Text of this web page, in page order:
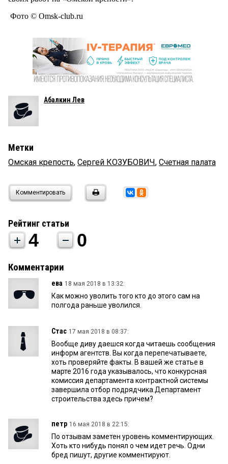
Фото © Omsk-club.ru
Абалкин Лев
Метки
Омская крепость, Сергей КОЗУБОВИЧ, Счетная палата
Комментировать
Рейтинг статьи
4 0
Комментарии
ева 18 мая 2018 в 13:32:
Как можно уволить того кто до этого сам на
полгода раньше уволился.
Стас 17 мая 2018 в 08:37:
Вообще диву даешся когда читаешь сообщения
информ агентств. Вы когда перепечатываете,
хоть проверяйте факты. В вашей же статье в
марте 2016 года указывалось, что конкурсная
комиссия департамента контрактной системы
завершила отбор подрядчика.Департамент
строительства здесь причем?
петр 16 мая 2018 в 22:15:
По отзывам заметен уровень комментирующих.
Хоть кто нибудь понял о чем идет речь. Одни
бред пишут, другие комментируют.